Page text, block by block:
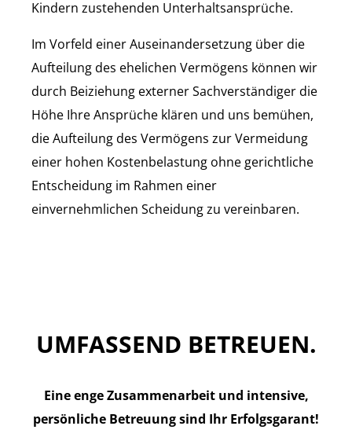
Kindern zustehenden Unterhaltsansprüche.
Im Vorfeld einer Auseinandersetzung über die
Aufteilung des ehelichen Vermögens können wir
durch Beiziehung externer Sachverständiger die
Höhe Ihre Ansprüche klären und uns bemühen,
die Aufteilung des Vermögens zur Vermeidung
einer hohen Kostenbelastung ohne gerichtliche
Entscheidung im Rahmen einer
einvernehmlichen Scheidung zu vereinbaren.
UMFASSEND BETREUEN.
Eine enge Zusammenarbeit und intensive,
persönliche Betreuung sind Ihr Erfolgsgarant!